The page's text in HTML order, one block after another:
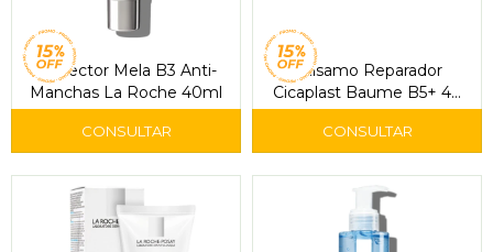
Corrector Mela B3 Anti-
Manchas La Roche 40ml
Bálsamo Reparador
Cicaplast Baume B5+ 40
ml - La Roche-Posay